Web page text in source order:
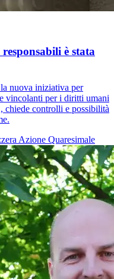
è stata
nuova iniziativa per
vincolanti per i diritti umani
chiede controlli e possibilità
Azione Quaresimale